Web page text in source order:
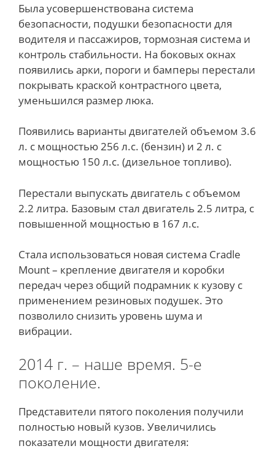
Была усовершенствована система
безопасности, подушки безопасности для
водителя и пассажиров, тормозная система и
контроль стабильности. На боковых окнах
появились арки, пороги и бамперы перестали
покрывать краской контрастного цвета,
уменьшился размер люка.
Появились варианты двигателей объемом 3.6
л. с мощностью 256 л.с. (бензин) и 2 л. с
мощностью 150 л.с. (дизельное топливо).
Перестали выпускать двигатель с объемом
2.2 литра. Базовым стал двигатель 2.5 литра, с
повышенной мощностью в 167 л.с.
Стала использоваться новая система Cradle
Mount – крепление двигателя и коробки
передач через общий подрамник к кузову с
применением резиновых подушек. Это
позволило снизить уровень шума и
вибрации.
2014 г. – наше время. 5-е
поколение.
Представители пятого поколения получили
полностью новый кузов. Увеличились
показатели мощности двигателя: